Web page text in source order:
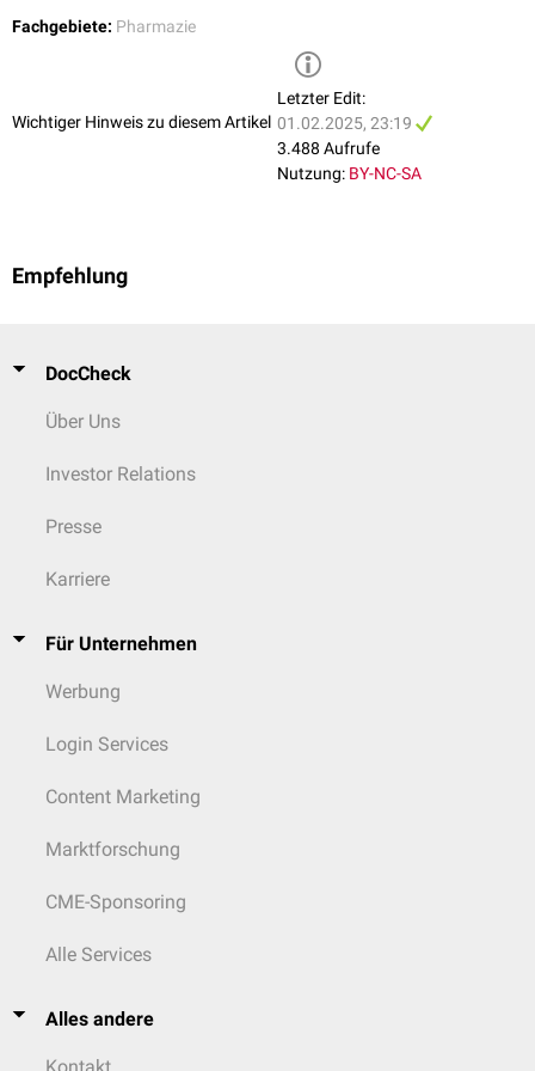
Fachgebiete: Pharmazie
Wichtiger Hinweis zu diesem Artikel
Letzter Edit:
01.02.2025, 23:19
3.488 Aufrufe
Nutzung: BY-NC-SA
Empfehlung
DocCheck
Über Uns
Investor Relations
Presse
Karriere
Für Unternehmen
Werbung
Login Services
Content Marketing
Marktforschung
CME-Sponsoring
Alle Services
Alles andere